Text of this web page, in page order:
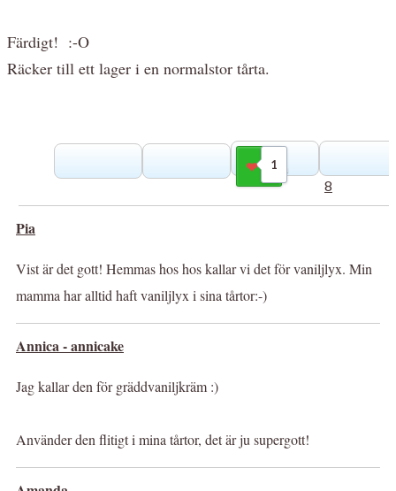
Färdigt! :-O
Räcker till ett lager i en normalstor tårta.
1
Gilla
8
Pia
Vist är det gott! Hemmas hos hos kallar vi det för vaniljlyx. Min
mamma har alltid haft vaniljlyx i sina tårtor:-)
Annica - annicake
Jag kallar den för gräddvaniljkräm :)
Använder den flitigt i mina tårtor, det är ju supergott!